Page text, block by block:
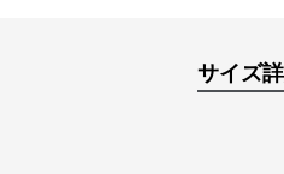
サイズ